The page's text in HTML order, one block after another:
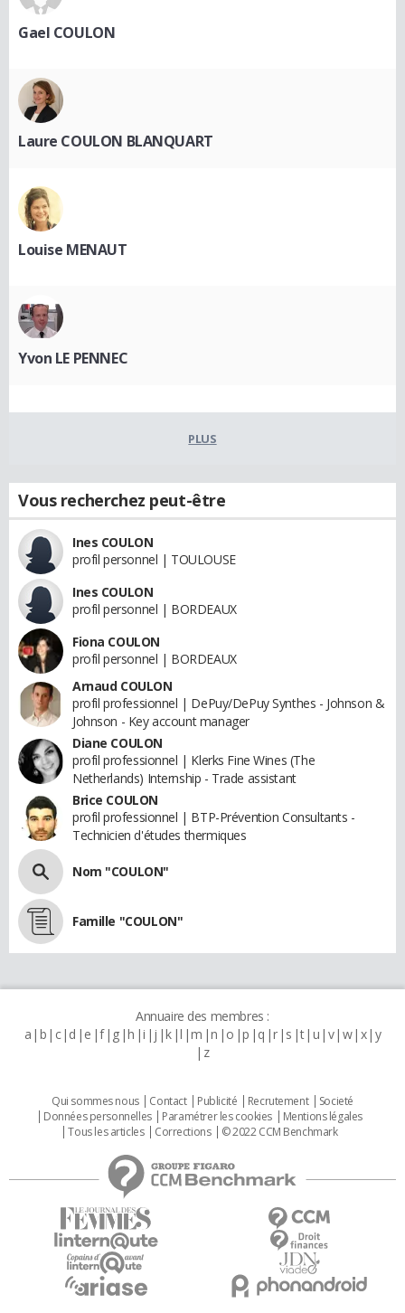
Gael COULON
Laure COULON BLANQUART
Louise MENAUT
Yvon LE PENNEC
PLUS
Vous recherchez peut-être
Ines COULON
profil personnel | TOULOUSE
Ines COULON
profil personnel | BORDEAUX
Fiona COULON
profil personnel | BORDEAUX
Arnaud COULON
profil professionnel | DePuy/DePuy Synthes - Johnson &
Johnson - Key account manager
Diane COULON
profil professionnel | Klerks Fine Wines (The
Netherlands) Internship - Trade assistant
Brice COULON
profil professionnel | BTP-Prévention Consultants -
Technicien d'études thermiques
Nom "COULON"
Famille "COULON"
Annuaire des membres :
a b c d e f g h i j k l m n o p q r s t u v w x y
z
Qui sommes nous Contact Publicité Recrutement
Societé
Données personnelles
Paramétrer les cookies
Mentions légales
Tous les articles
Corrections © 2022 CCM Benchmark